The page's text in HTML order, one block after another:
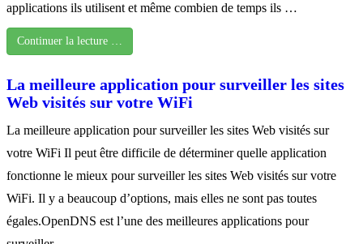
applications ils utilisent et même combien de temps ils …
Continuer la lecture …
La meilleure application pour surveiller les sites
Web visités sur votre WiFi
La meilleure application pour surveiller les sites Web visités sur
votre WiFi Il peut être difficile de déterminer quelle application
fonctionne le mieux pour surveiller les sites Web visités sur votre
WiFi. Il y a beaucoup d’options, mais elles ne sont pas toutes
égales.OpenDNS est l’une des meilleures applications pour